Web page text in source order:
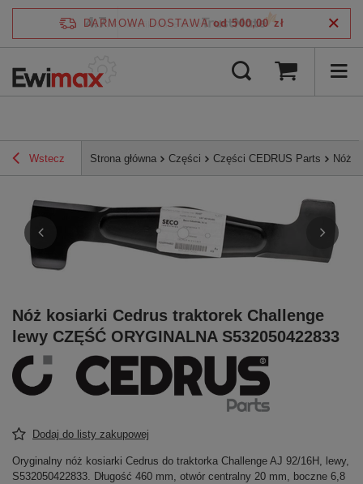
DARMOWA DOSTAWA od 500,00 zł
Wstecz Strona główna Części Części CEDRUS Parts Nóż
Nóż kosiarki Cedrus traktorek Challenge
lewy CZĘŚĆ ORYGINALNA S532050422833
Dodaj do listy zakupowej
Oryginalny nóż kosiarki Cedrus do traktorka Challenge AJ 92/16H, lewy,
S532050422833. Długość 460 mm, otwór centralny 20 mm, boczne 6,8
4.7/5 zweryfikowane przez